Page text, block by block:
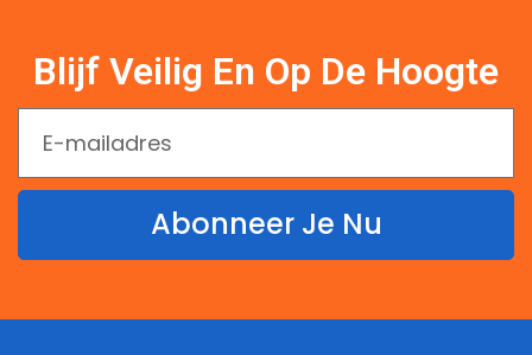
Blijf Veilig En Op De Hoogte
Abonneer Je Nu